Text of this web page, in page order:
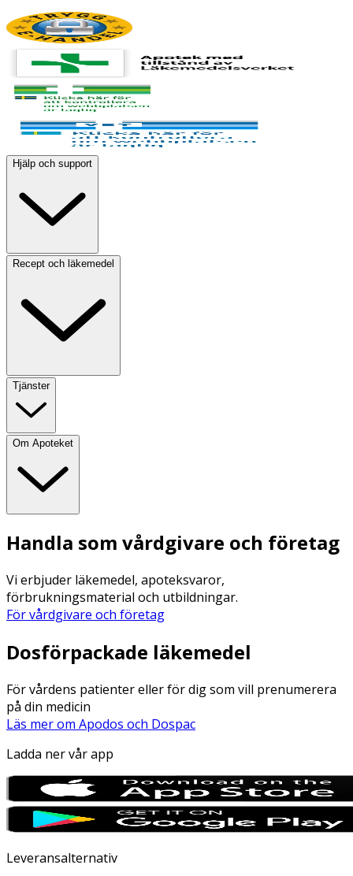
Hjälp och support
Recept och läkemedel
Tjänster
Om Apoteket
Handla som vårdgivare och företag
Vi erbjuder läkemedel, apoteksvaror,
förbrukningsmaterial och utbildningar.
För vårdgivare och företag
Dosförpackade läkemedel
För vårdens patienter eller för dig som vill prenumerera
på din medicin
Läs mer om Apodos och Dospac
Ladda ner vår app
Leveransalternativ